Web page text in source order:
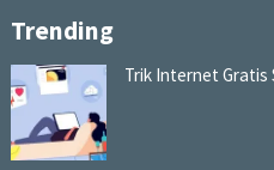
Trending
Trik Internet Gratis